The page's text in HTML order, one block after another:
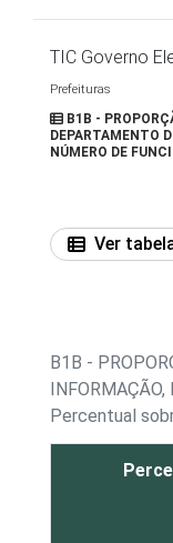
TIC Governo
Prefeituras
B1B -
DEPARTAMENTO
NÚMERO DE
Ver
B1B -
INFORMAÇÃO,
Percentual